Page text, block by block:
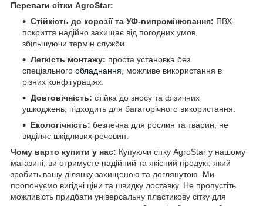
Переваги сітки AgroStar:
Стійкість до корозії та УФ-випромінювання: ПВХ-
покриття надійно захищає від погодних умов,
збільшуючи термін служби.
Легкість монтажу: проста установка без
спеціального обладнання, можливе використання в
різних конфігураціях.
Довговічність: стійка до зносу та фізичних
ушкоджень, підходить для багаторічного використання.
Екологічність: безпечна для рослин та тварин, не
виділяє шкідливих речовин.
Чому варто купити у нас: Купуючи сітку AgroStar у нашому
магазині, ви отримуєте надійний та якісний продукт, який
зробить вашу ділянку захищеною та доглянутою. Ми
пропонуємо вигідні ціни та швидку доставку. Не пропустіть
можливість придбати універсальну пластикову сітку для